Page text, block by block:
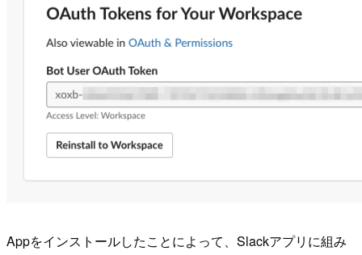
Appをインストールしたことによって、Slackアプリに組み